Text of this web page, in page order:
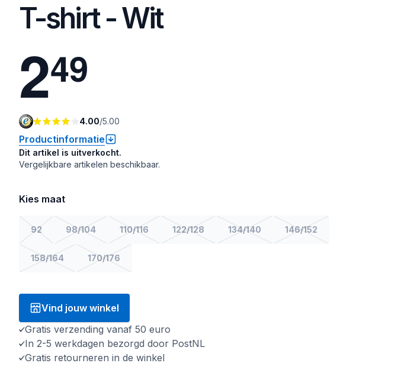
T-shirt - Wit
249
4.00/5.00
Productinformatie
Dit artikel is uitverkocht.
Vergelijkbare artikelen beschikbaar.
Kies maat
92 98/104 110/116 122/128 134/140 146/152
158/164 170/176
Vind jouw winkel
Gratis verzending vanaf 50 euro
In 2-5 werkdagen bezorgd door PostNL
Gratis retourneren in de winkel